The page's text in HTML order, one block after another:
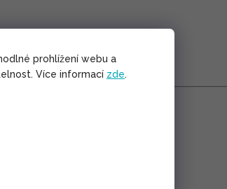
prohlížení webu a
Více informací zde.